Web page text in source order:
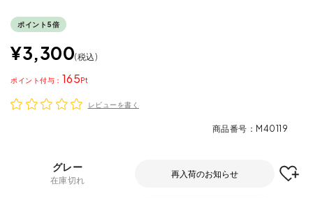
ポイント5倍
¥3,300 税込
165
ポイント
レビューを書く
商品番号 M40119
グレー
在庫切れ
再入荷のお知らせ